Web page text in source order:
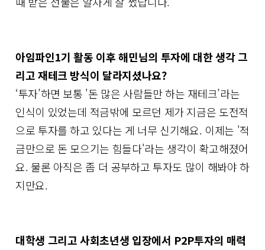
아임파인1기 활동 이후 해민님의 투자에 대한 생각 그
리고 재테크 방식이 달라지셨나요?
‘투자’하면 보통 '돈 많은 사람들만 하는 재테크’라는
인식이 있었는데 적금밖에 모르던 제가 지금은 도전적
으로 투자를 하고 있다는 게 너무 신기해요. 이제는 '적
금만으로 돈 모으기는 힘들다'라는 생각이 확고해졌어
요. 물론 아직은 좀 더 공부하고 투자도 많이 해봐야 하
지만요.
대학생 그리고 사회초년생 입장에서 P2P투자의 매력